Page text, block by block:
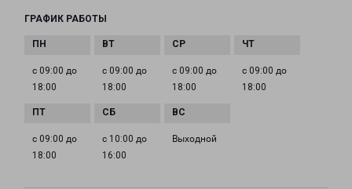
ГРАФИК РАБОТЫ
с 09:00 до
18:00
с 09:00 до
18:00
с 09:00 до
18:00
с 09:00 до
18:00
с 09:00 до
18:00
с 10:00 до
16:00
Выходной